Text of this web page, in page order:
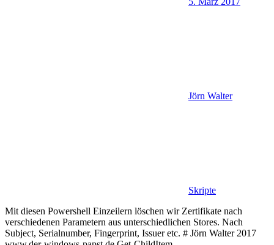
Jörn Walter
Skripte
Mit diesen Powershell Einzeilern löschen wir Zertifikate nach
verschiedenen Parametern aus unterschiedlichen Stores. Nach
Subject, Serialnumber, Fingerprint, Issuer etc. # Jörn Walter 2017